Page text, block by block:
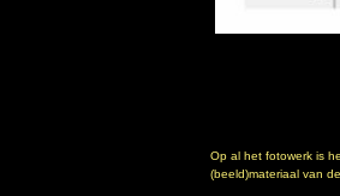
Op al het fotowerk is
(beeld)materiaal van